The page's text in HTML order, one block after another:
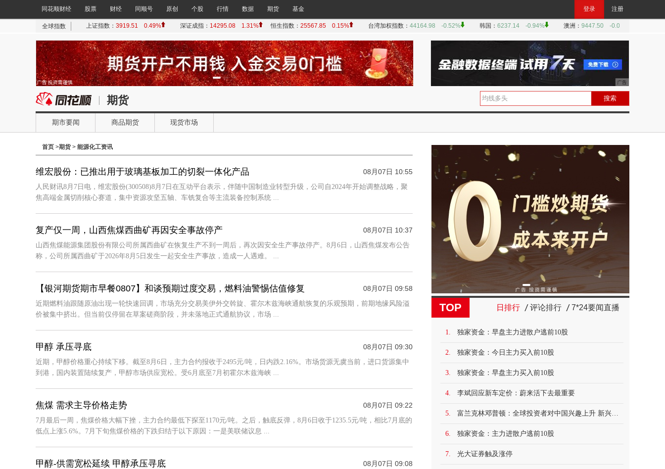
同花顺财经 股票 财经 同顺号 原创 个股 行情 数据 期货 基金 登录 注册
期货 搜索
期市要闻 商品期货 现货市场
首页 >期货> 能源化工资讯
维宏股份：已推出用于玻璃基板加工的切裂一体化产品 08月07日 10:55
人民财讯8月7日电，维宏股份(300508)8月7日在互动平台表示，伴随中国制造业转型升级，公司自2024年开始调整战略，聚
焦高端金属切削核心赛道，集中资源攻坚五轴、车铣复合等主流装备控制系统 ...
复产仅一周，山西焦煤西曲矿再因安全事故停产 08月07日 10:37
山西焦煤能源集团股份有限公司所属西曲矿在恢复生产不到一周后，再次因安全生产事故停产。8月6日，山西焦煤发布公告
称，公司所属西曲矿于2026年8月5日发生一起安全生产事故，造成一人遇难。 ...
【银河期货期市早餐0807】和谈预期过度交易，燃料油警惕估值修复 08月07日 09:58
近期燃料油跟随原油出现一轮快速回调，市场充分交易美伊外交斡旋、霍尔木兹海峡通航恢复的乐观预期，前期地缘风险溢
价被集中挤出。但当前仅停留在草案磋商阶段，并未落地正式通航协议，市场 ...
甲醇 承压寻底 08月07日 09:30
近期，甲醇价格重心持续下移。截至8月6日，主力合约报收于2495元/吨，日内跌2.16%。市场货源无虞当前，进口货源集中
到港，国内装置陆续复产，甲醇市场供应宽松。受6月底至7月初霍尔木兹海峡 ...
焦煤 需求主导价格走势 08月07日 09:22
7月最后一周，焦煤价格大幅下挫，主力合约最低下探至1170元/吨。之后，触底反弹，8月6日收于1235.5元/吨，相比7月底的
低点上涨5.6%。7月下旬焦煤价格的下跌归结于以下原因：一是美联储议息 ...
甲醇-供需宽松延续 甲醇承压寻底 08月07日 09:08
TOP 日排行 评论排行 7*24要闻直播
1. 独家资金：早盘主力进散户逃前10股
2. 独家资金：今日主力买入前10股
3. 独家资金：早盘主力买入前10股
4. 李斌回应新车定价：蔚来活下去最重要
5. 富兰克林邓普顿：全球投资者对中国兴趣上升 新兴市场迎来拐点
6. 独家资金：主力进散户逃前10股
7. 光大证券触及涨停